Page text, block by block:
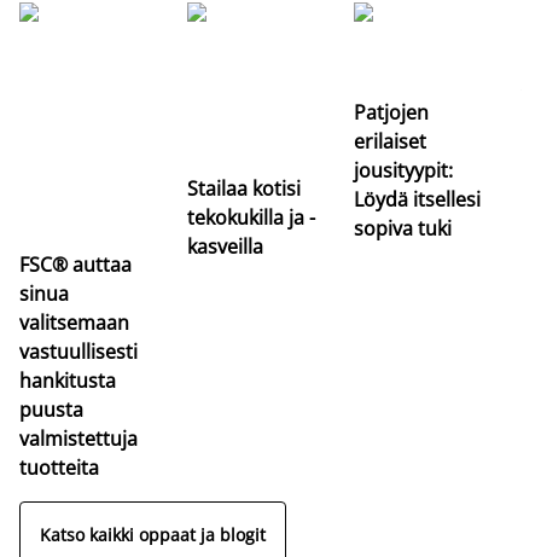
FSC® auttaa
sinua
valitsemaan
vastuullisesti
hankitusta
puusta
valmistettuja
tuotteita
Stailaa kotisi
tekokukilla ja -
kasveilla
Patjojen
erilaiset
jousityypit:
Löydä itsellesi
sopiva tuki
Katso kaikki oppaat ja blogit